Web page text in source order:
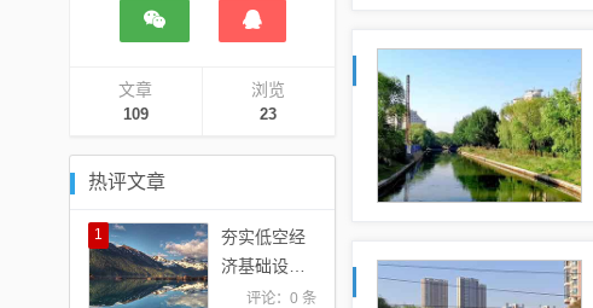
文章
109
浏览
23
热评文章
1
夯实低空经
济基础设施
支撑评论：0 条